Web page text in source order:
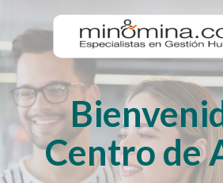
Búsqueda
Centro de